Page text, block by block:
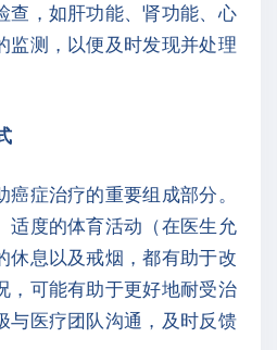
查，如肝功能、肾功能、心
监测，以便及时发现并处理
症治疗的重要组成部分。
适度的体育活动（在医生允
休息以及戒烟，都有助于改
，可能有助于更好地耐受治
与医疗团队沟通，及时反馈